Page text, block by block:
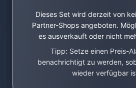
Dieses Set wird derzeit von
Partner-Shops angeboten.
es ausverkauft oder nicht
Tipp: Setze einen Preis-
benachrichtigt zu werden,
wieder verfügbar